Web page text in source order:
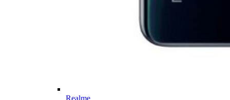
Realme